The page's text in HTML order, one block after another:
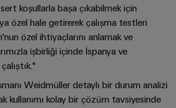
koşullarla başa çıkabilmek için
özel hale getirerek çalışma testleri
özel ihtiyaçlarını anlamak ve
işbirliği içinde İspanya ve
Weidmüller detaylı bir durum analizi
kullanımı kolay bir çözüm tavsiyesinde